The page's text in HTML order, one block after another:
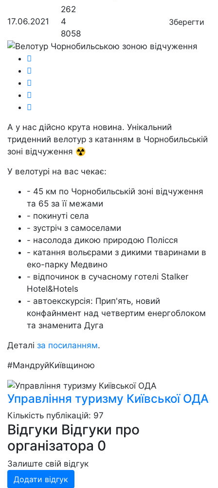
17.06.2021
262
4
8058
Зберегти
А у нас дійсно крута новина. Унікальний
триденний велотур з катанням в Чорнобильській
зоні відчуження ☢️
У велотурі на вас чекає:
- 45 км по Чорнобильській зоні відчуження
та 65 за її межами
- покинуті села
- зустріч з самоселами
- насолода дикою природою Полісся
- катання вольєрами з дикими тваринами в
еко-парку Медвино
- відпочинок в сучасному готелі Stalker
Hotel&Hotels
- автоекскурсія: Прип'ять, новий
конфайнмент над четвертим енергоблоком
та знаменита Дуга
Деталі за посиланням.
#МандруйКиївщиною
Управління туризму Київської ОДА
Кількість публікацій: 97
Відгуки Відгуки про
організатора 0
Залиште свій відгук
Додати відгук